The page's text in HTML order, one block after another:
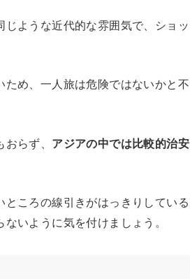
ような近代的な雰囲気で、ショッ
ため、一人旅は危険ではないかと不
らず、 アジアの中では比較的治安
ころの線引きがはっきりしている
いように気を付けましょう。